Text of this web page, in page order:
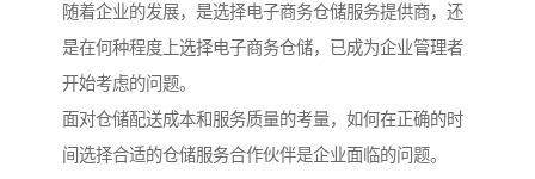
随着企业的发展，是选择电子商务仓储服务提供商，还
是在何种程度上选择电子商务仓储，已成为企业管理者
开始考虑的问题。
面对仓储配送成本和服务质量的考量，如何在正确的时
间选择合适的仓储服务合作伙伴是企业面临的问题。